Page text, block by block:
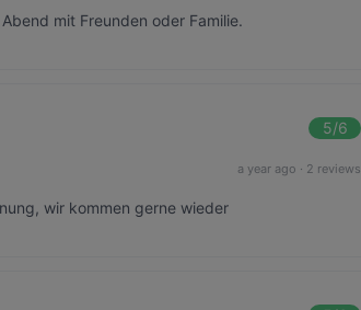
mit Freunden oder Familie.
5/6
a year ago · 2 reviews
wir kommen gerne wieder